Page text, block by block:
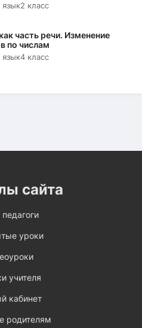
язык2 класс
часть речи. Изменение
по числам
язык4 класс
сайта
уроки
учителя
кабинет
родителям